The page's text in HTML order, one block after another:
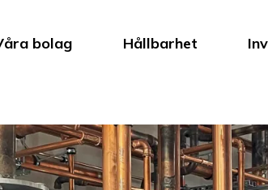
bolag Hållbarhet